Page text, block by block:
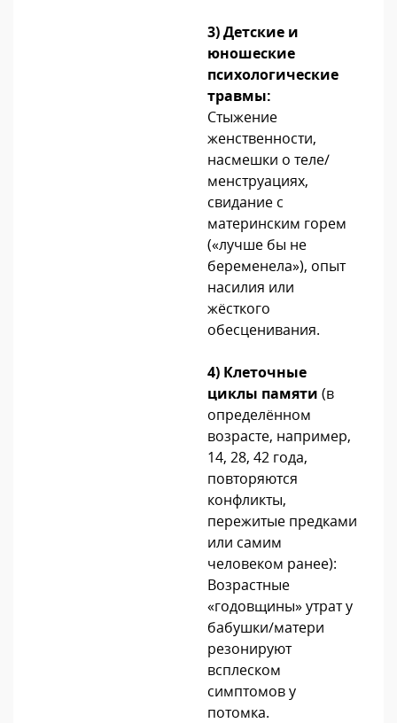
3) Детские и
юношеские
психологические
травмы:
Стыжение
женственности,
насмешки о теле/
менструациях,
свидание с
материнским горем
(«лучше бы не
беременела»), опыт
насилия или
жёсткого
обесценивания.
4) Клеточные
циклы памяти (в
определённом
возрасте, например,
14, 28, 42 года,
повторяются
конфликты,
пережитые предками
или самим
человеком ранее):
Возрастные
«годовщины» утрат у
бабушки/матери
резонируют
всплеском
симптомов у
потомка.